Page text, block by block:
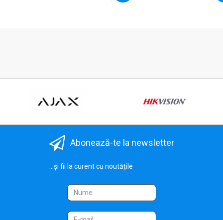
Abonează-te la newsletter
...și fii la curent cu noutățile